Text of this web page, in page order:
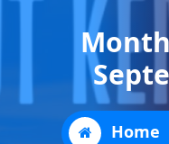
Home